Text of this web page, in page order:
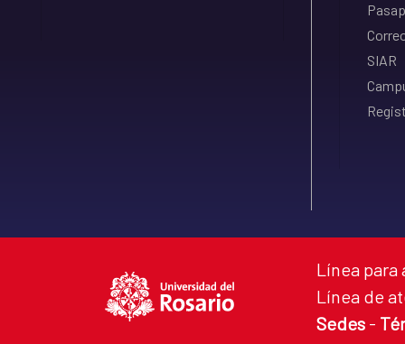
SIAR
Línea para
Línea de
Sedes -